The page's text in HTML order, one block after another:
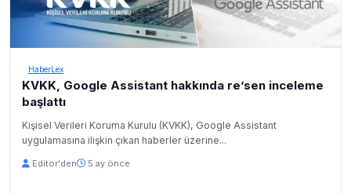
HaberLex
KVKK, Google Assistant hakkında re’sen inceleme
başlattı
Kişisel Verileri Koruma Kurulu (KVKK), Google Assistant
uygulamasına ilişkin çıkan haberler üzerine...
Editor'den 5 ay önce